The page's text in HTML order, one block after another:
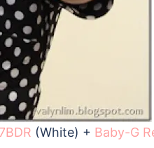
(White) + Baby-G